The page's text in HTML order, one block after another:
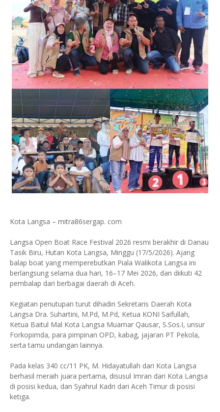
Kota Langsa – mitra86sergap. com
Langsa Open Boat Race Festival 2026 resmi berakhir di Danau
Tasik Biru, Hutan Kota Langsa, Minggu (17/5/2026). Ajang
balap boat yang memperebutkan Piala Walikota Langsa ini
berlangsung selama dua hari, 16–17 Mei 2026, dan diikuti 42
pembalap dari berbagai daerah di Aceh.
Kegiatan penutupan turut dihadiri Sekretaris Daerah Kota
Langsa Dra. Suhartini, M.Pd, M.Pd, Ketua KONI Saifullah,
Ketua Baitul Mal Kota Langsa Muamar Qausar, S.Sos.I, unsur
Forkopimda, para pimpinan OPD, kabag, jajaran PT Pekola,
serta tamu undangan lainnya.
Pada kelas 340 cc/11 PK, M. Hidayatullah dari Kota Langsa
berhasil meraih juara pertama, disusul Imran dari Kota Langsa
di posisi kedua, dan Syahrul Kadri dari Aceh Timur di posisi
ketiga.